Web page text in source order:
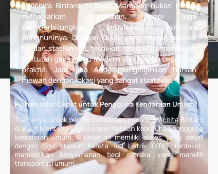
Wichita Bintaro di Bukit Menteng bukan hanya
menawarkan kemewahan, tetapi juga
memperhitungkan kebutuhan mobilitas
penghuninya. Dengan akses yang mudah melalui
tol dan stasiun KRL terdekat, cluster ini menjawab
tuntutan gaya hidup modern yang serba cepat dan
praktis. Jadi, jika Anda menginginkan hunian
mewah dengan lokasi yang sangat strategis.
Pilihan Jalur Cepat untuk Pengguna Kendaraan Umum
Tak hanya untuk pemilik kendaraan pribadi, Wichita Bintaro
di Bukit Menteng juga memperhatikan kebutuhan pengguna
kendaraan umum. Cluster ini memiliki akses yang dekat
dengan tiga stasiun Kereta Rel Listrik (KRL) terdekat,
memastikan kenyamanan bagi mereka yang memilih
transportasi umum.